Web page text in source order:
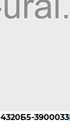
4320Б5-3900033